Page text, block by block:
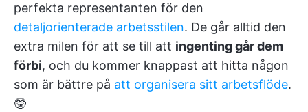
perfekta representanten för den
detaljorienterade arbetsstilen. De går alltid den
extra milen för att se till att ingenting går dem
förbi, och du kommer knappast att hitta någon
som är bättre på att organisera sitt arbetsflöde.
🤓